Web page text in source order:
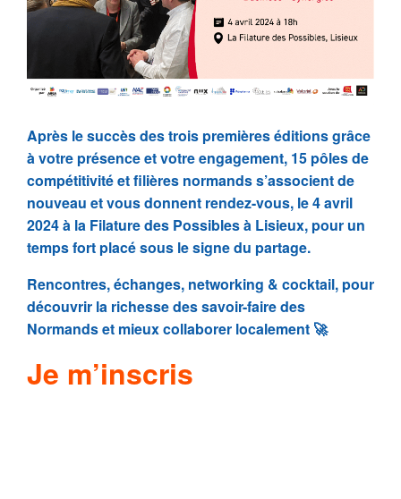
Après le succès des trois premières éditions grâce
à votre présence et votre engagement, 15 pôles de
compétitivité et filières normands s’associent de
nouveau et vous donnent rendez-vous, le 4 avril
2024 à la Filature des Possibles à Lisieux, pour un
temps fort placé sous le signe du partage.
Rencontres, échanges, networking & cocktail, pour
découvrir la richesse des savoir-faire des
Normands et mieux collaborer localement 🚀
Je m’inscris